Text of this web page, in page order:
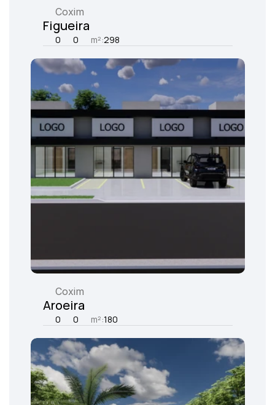
Coxim
Figueira
0 0 m²:298
Coxim
Aroeira
0 0 m²:180